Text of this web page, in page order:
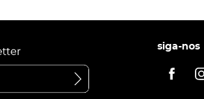
siga-nos